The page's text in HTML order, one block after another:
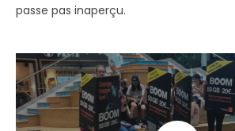
passe pas inaperçu.